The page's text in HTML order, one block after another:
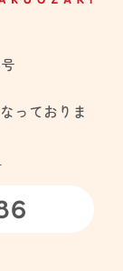
っておりま